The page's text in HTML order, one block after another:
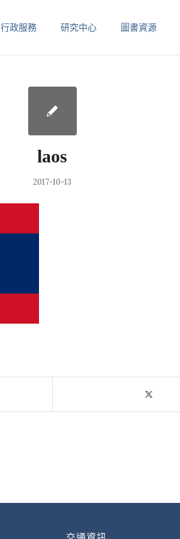
行政服務 研究中心 圖書資源
laos
2017-10-13